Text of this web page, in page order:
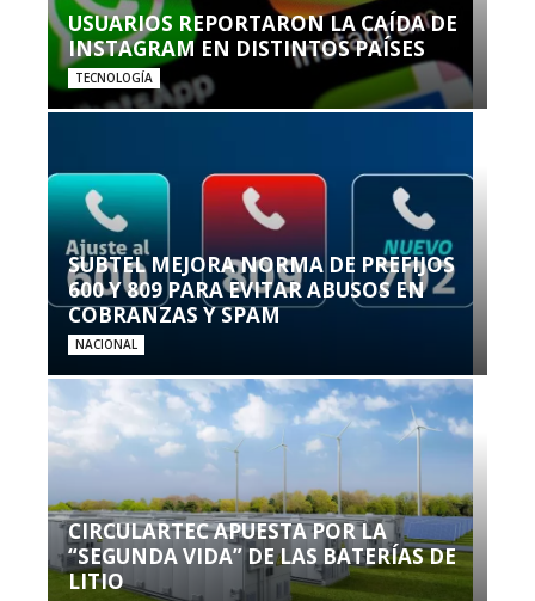
USUARIOS REPORTARON LA CAÍDA DE
INSTAGRAM EN DISTINTOS PAÍSES
TECNOLOGÍA
SUBTEL MEJORA NORMA DE PREFIJOS
600 Y 809 PARA EVITAR ABUSOS EN
COBRANZAS Y SPAM
NACIONAL
CIRCULARTEC APUESTA POR LA
“SEGUNDA VIDA” DE LAS BATERÍAS DE
LITIO